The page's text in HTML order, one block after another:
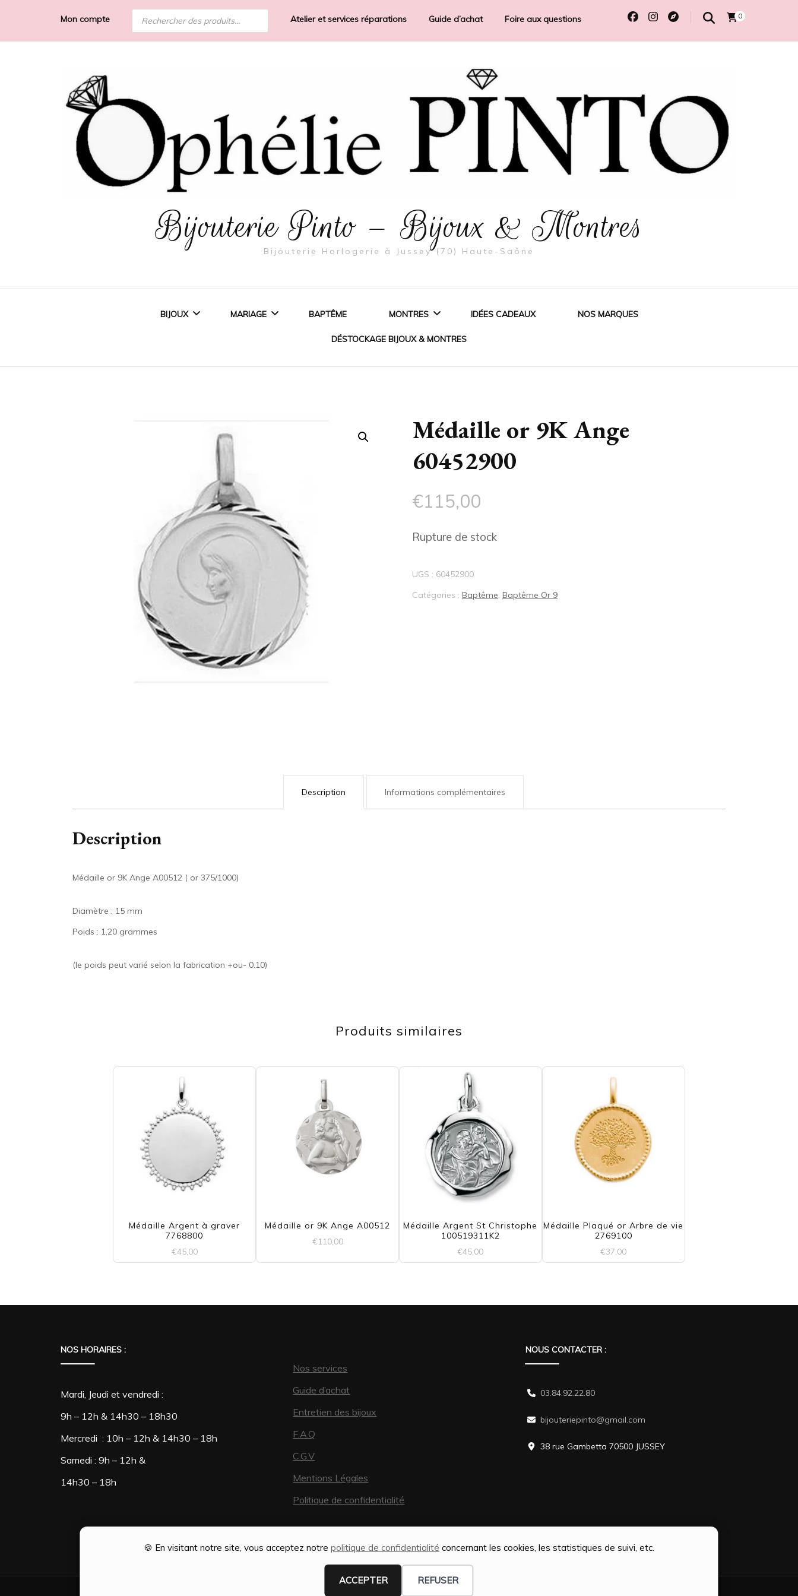
🍪 En visitant notre site, vous acceptez notre politique de confidentialité concernant les cookies, les statistiques de suivi, etc.
ACCEPTER REFUSER
Mon compte
Recherche
produits
Atelier et services réparations Guide d’achat Foire aux questions 0
Bijouterie Pinto – Bijoux & Montres
Bijouterie Horlogerie à Jussey (70) Haute-Saône
BIJOUX
BIJOUX HOMME
TITANE CRÉATEUR
BIJOUX MAGNÉTIQUES
PIERCING
MARIAGE BAPTÊME MONTRES
MONTRES ENFANT
MONTRES CONNECTÉES
IDÉES CADEAUX NOS MARQUES
DÉSTOCKAGE BIJOUX & MONTRES
Médaille or 9K Ange
60452900
€115,00
Rupture de stock
UGS : 60452900
Catégories : Baptême, Baptême Or 9
Description Informations complémentaires
Description
Médaille or 9K Ange A00512 ( or 375/1000)
Diamètre : 15 mm
Poids : 1,20 grammes
(le poids peut varié selon la fabrication +ou- 0.10)
Produits similaires
Médaille Argent à graver
7768800
€45,00
Médaille or 9K Ange A00512
€110,00
Médaille Argent St Christophe
100519311K2
€45,00
Médaille Plaqué or Arbre de vie
2769100
€37,00
NOS HORAIRES :
Mardi, Jeudi et vendredi :
9h – 12h & 14h30 – 18h30
Mercredi : 10h – 12h & 14h30 – 18h
Samedi : 9h – 12h &
14h30 – 18h
Nos services
Guide d’achat
Entretien des bijoux
F.A.Q
C.G.V
Mentions Légales
Politique de confidentialité
NOUS CONTACTER :
03.84.92.22.80
bijouteriepinto@gmail.com
38 rue Gambetta 70500 JUSSEY
Création Ophélie PINTO | Optimisation SEO parWeb-Shine | Fashion Diva | Développé par